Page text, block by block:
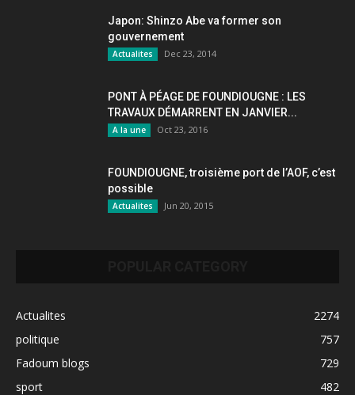
Japon: Shinzo Abe va former son
gouvernement
Actualites Dec 23, 2014
PONT À PÉAGE DE FOUNDIOUGNE : LES
TRAVAUX DÉMARRENT EN JANVIER...
A la une Oct 23, 2016
FOUNDIOUGNE, troisième port de l’AOF, c’est
possible
Actualites Jun 20, 2015
Actualites
2274
politique
757
Fadoum blogs
729
sport
482